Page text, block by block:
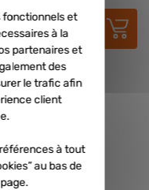
206,66 €
€TTC
fonctionnels et
à la
partenaires et
des
le trafic afin
client
à tout
au bas de